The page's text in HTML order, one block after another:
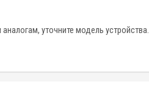
уточните модель устройства.